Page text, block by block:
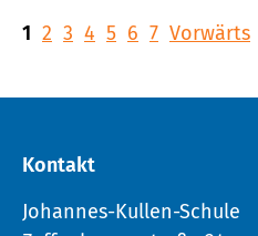
1 2 3 4 5 6 7 Vorwärts
Kontakt
Johannes-Kullen-Schule